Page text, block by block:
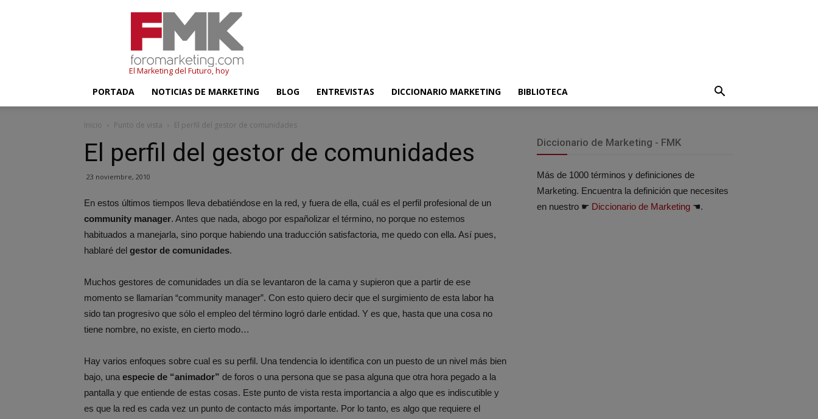
El Marketing del Futuro, hoy
PORTADA NOTICIAS DE MARKETING BLOG ENTREVISTAS DICCIONARIO MARKETING BIBLIOTECA
Inicio Punto de vista El perfil del gestor de comunidades
El perfil del gestor de comunidades
23 noviembre, 2010
En estos últimos tiempos lleva debatiéndose en la red, y fuera de ella, cuál es el perfil profesional de un
community manager. Antes que nada, abogo por españolizar el término, no porque no estemos
habituados a manejarla, sino porque habiendo una traducción satisfactoria, me quedo con ella. Así pues,
hablaré del gestor de comunidades.
Muchos gestores de comunidades un día se levantaron de la cama y supieron que a partir de ese
momento se llamarían “community manager”. Con esto quiero decir que el surgimiento de esta labor ha
sido tan progresivo que sólo el empleo del término logró darle entidad. Y es que, hasta que una cosa no
tiene nombre, no existe, en cierto modo…
Hay varios enfoques sobre cual es su perfil. Una tendencia lo identifica con un puesto de un nivel más bien
bajo, una especie de “animador” de foros o una persona que se pasa alguna que otra hora pegado a la
pantalla y que entiende de estas cosas. Este punto de vista resta importancia a algo que es indiscutible y
es que la red es cada vez un punto de contacto más importante. Por lo tanto, es algo que requiere el
Diccionario de Marketing - FMK
Más de 1000 términos y definiciones de
Marketing. Encuentra la definición que necesites
en nuestro ☛ Diccionario de Marketing ☚.